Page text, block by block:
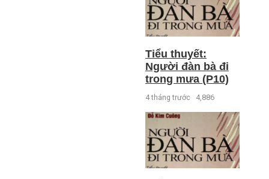
Tiểu thuyết:
Người đàn bà đi
trong mưa (P10)
4 tháng trước 4,886